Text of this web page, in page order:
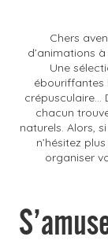
Chers
d’animations
Une
ébouriffantes
crépusculaire…
chacun
naturels. Alors,
n’hésitez
organiser